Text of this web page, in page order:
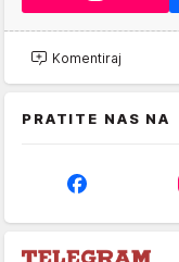
Komentiraj
PRATITE NAS NA